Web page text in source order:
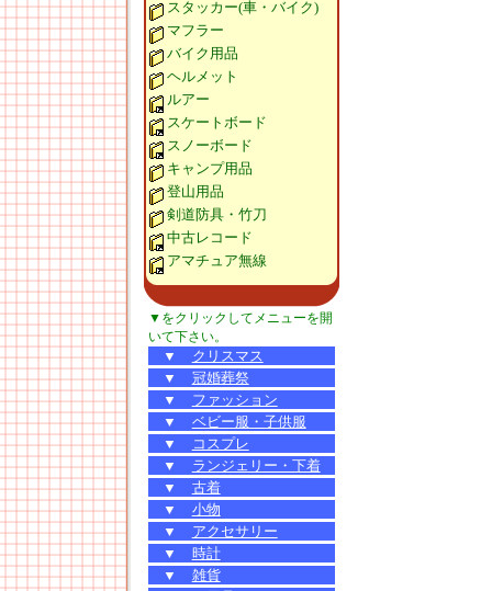
スタッカー(車・バイク)
マフラー
バイク用品
ヘルメット
ルアー
スケートボード
スノーボード
キャンプ用品
登山用品
剣道防具・竹刀
中古レコード
アマチュア無線
▼をクリックしてメニューを開
いて下さい。
▼
クリスマス
▼
冠婚葬祭
▼
ファッション
▼
ベビー服・子供服
▼
コスプレ
▼
ランジェリー・下着
▼
古着
▼
小物
▼
アクセサリー
▼
時計
▼
雑貨